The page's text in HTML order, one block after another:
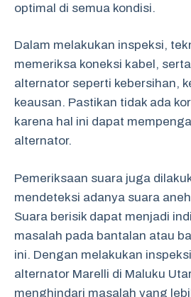
optimal di semua kondisi.
Dalam melakukan inspeksi,
memeriksa koneksi kabel,
alternator seperti kebersihan,
keausan. Pastikan tidak ada
karena hal ini dapat
alternator.
Pemeriksaan suara juga
mendeteksi adanya suara
Suara berisik dapat menjadi
masalah pada bantalan atau
ini. Dengan melakukan
alternator Marelli di Maluku
menghindari masalah yang